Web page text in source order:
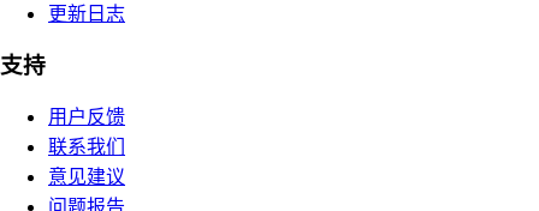
更新日志
支持
用户反馈
联系我们
意见建议
问题报告